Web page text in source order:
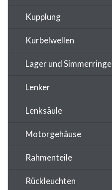
Kupplung
Kurbelwellen
Lager und Simmerringe
Lenker
Lenksäule
Motorgehäuse
Rahmenteile
Rückleuchten